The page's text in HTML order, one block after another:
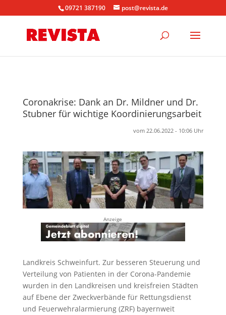
09721 387190 post@revista.de
Coronakrise: Dank an Dr. Mildner und Dr.
Stubner für wichtige Koordinierungsarbeit
vom 22.06.2022 - 10:06 Uhr
Anzeige
Landkreis Schweinfurt. Zur besseren Steuerung und
Verteilung von Patienten in der Corona-Pandemie
wurden in den Landkreisen und kreisfreien Städten
auf Ebene der Zweckverbände für Rettungsdienst
und Feuerwehralarmierung (ZRF) bayernweit